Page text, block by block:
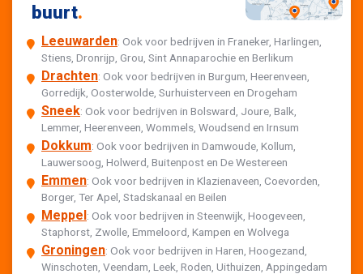
buurt.
Leeuwarden: Ook voor bedrijven in Franeker, Harlingen,
Stiens, Dronrijp, Grou, Sint Annaparochie en Berlikum
Drachten: Ook voor bedrijven in Burgum, Heerenveen,
Gorredijk, Oosterwolde, Surhuisterveen en Drogeham
Sneek: Ook voor bedrijven in Bolsward, Joure, Balk,
Lemmer, Heerenveen, Wommels, Woudsend en Irnsum
Dokkum: Ook voor bedrijven in Damwoude, Kollum,
Lauwersoog, Holwerd, Buitenpost en De Westereen
Emmen: Ook voor bedrijven in Klazienaveen, Coevorden,
Borger, Ter Apel, Stadskanaal en Beilen
Meppel: Ook voor bedrijven in Steenwijk, Hoogeveen,
Staphorst, Zwolle, Emmeloord, Kampen en Wolvega
Groningen: Ook voor bedrijven in Haren, Hoogezand,
Winschoten, Veendam, Leek, Roden, Uithuizen, Appingedam